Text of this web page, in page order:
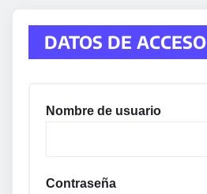
DATOS DE ACCESO
Nombre de usuario
Contraseña